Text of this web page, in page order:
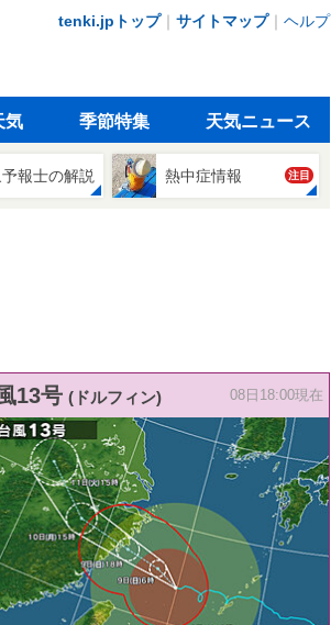
tenki.jpトップ｜ サイトマップ｜ ヘルプ
気 季節特集 天気ニュース
報士の解説 熱中症情報 注目
13号 (ドルフィン) 08日18:00現在